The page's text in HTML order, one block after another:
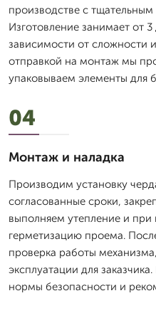
производстве с тщательным
Изготовление занимает от
зависимости от сложности
отправкой на монтаж мы
упаковываем элементы для
04
Монтаж и наладка
Производим установку
согласованные сроки,
выполняем утепление и
герметизацию проема.
проверка работы
эксплуатации для
нормы безопасности и